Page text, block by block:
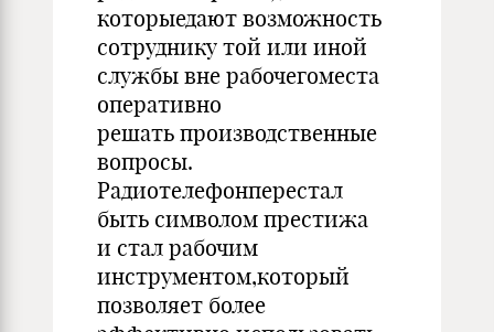
которыедают возможность
сотруднику той или иной
службы вне рабочегоместа
оперативно
решать производственные
вопросы.
Радиотелефонперестал
быть символом престижа
и стал рабочим
инструментом,который
позволяет более